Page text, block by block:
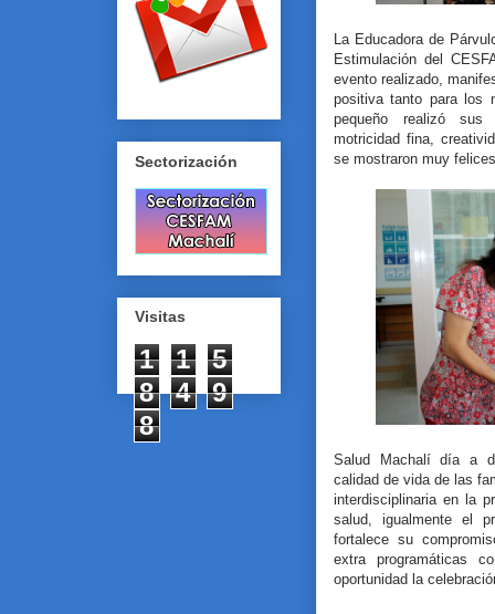
La Educadora de
Estimulación del
evento realizado,
positiva tanto para los
pequeño realizó sus
motricidad fina,
se mostraron muy
Salud Machalí día a
calidad de vida de las
interdisciplinaria en la
salud, igualmente el
fortalece su
extra programáticas
oportunidad la
Sectorización
Visitas
1 1
5
8
4
9
8